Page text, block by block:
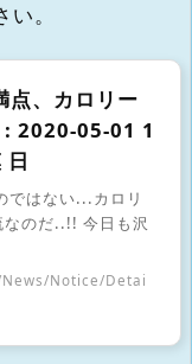
。
点、カロリー
: 2020-05-01 1
ではない...カロリ
のだ..!! 今日も沢
Notice/Detai